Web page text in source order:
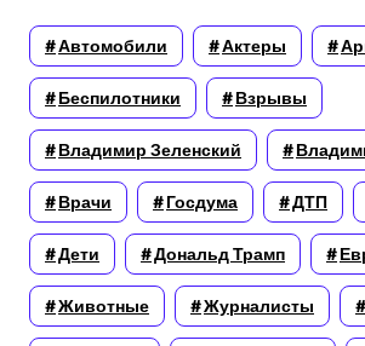
Автомобили Актеры
Беспилотники Взрывы
Владимир Зеленский
Врачи Госдума ДТП
Дети Дональд Трамп
Животные Журналисты